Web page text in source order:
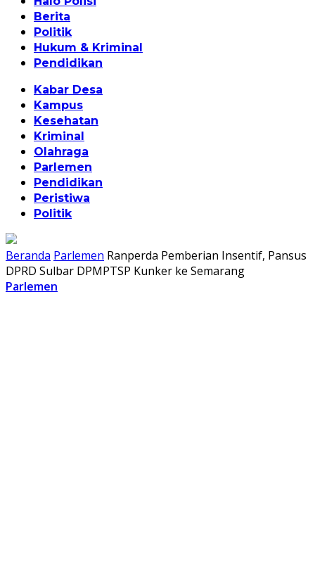
Berita
Politik
Hukum & Kriminal
Pendidikan
Kabar Desa
Kampus
Kesehatan
Kriminal
Olahraga
Parlemen
Pendidikan
Peristiwa
Politik
Beranda Parlemen Ranperda Pemberian Insentif, Pansus
DPRD Sulbar DPMPTSP Kunker ke Semarang
Parlemen